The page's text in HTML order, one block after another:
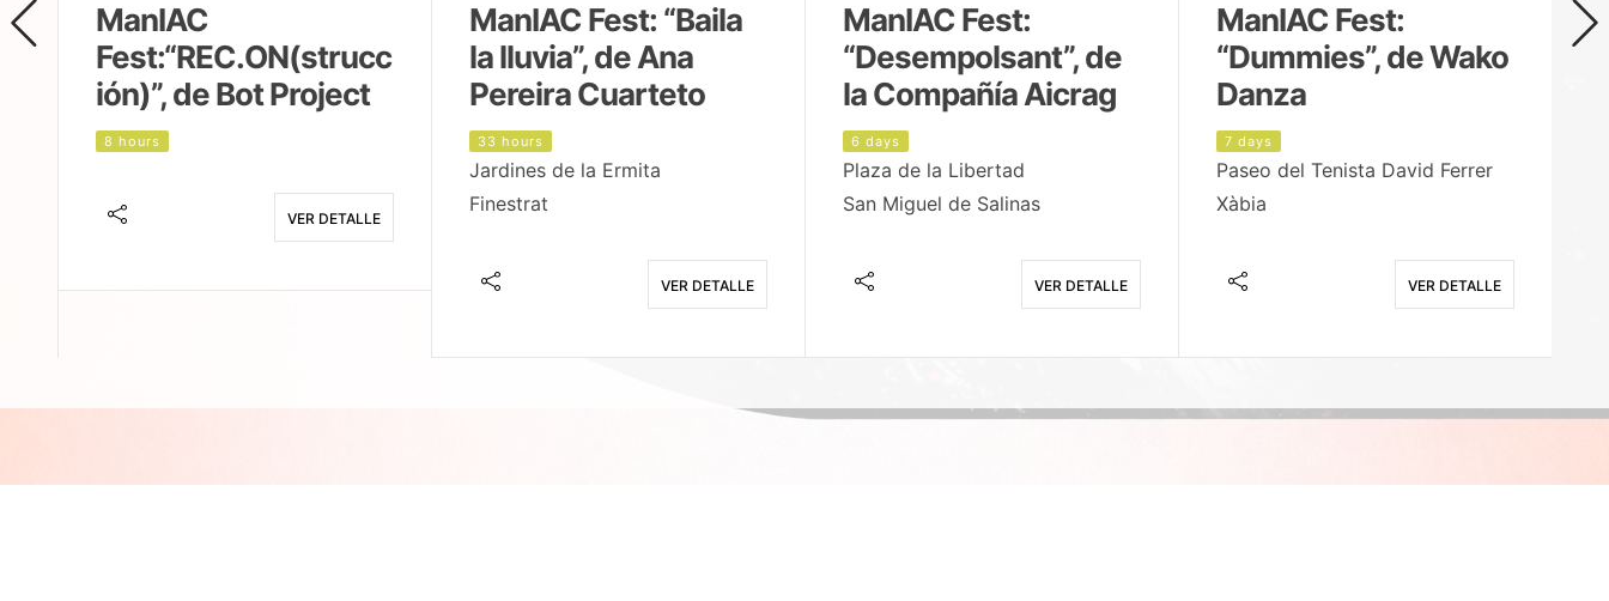
ManIAC
Fest:“REC.ON(strucc
ión)”, de Bot Project
8 hours
VER DETALLE
ManIAC Fest: “Baila
la lluvia”, de Ana
Pereira Cuarteto
33 hours
Jardines de la Ermita
Finestrat
VER DETALLE
ManIAC Fest:
“Desempolsant”, de
la Compañía Aicrag
6 days
Plaza de la Libertad
San Miguel de Salinas
VER DETALLE
ManIAC Fest:
“Dummies”, de Wako
Danza
7 days
Paseo del Tenista David Ferrer
Xàbia
VER DETALLE